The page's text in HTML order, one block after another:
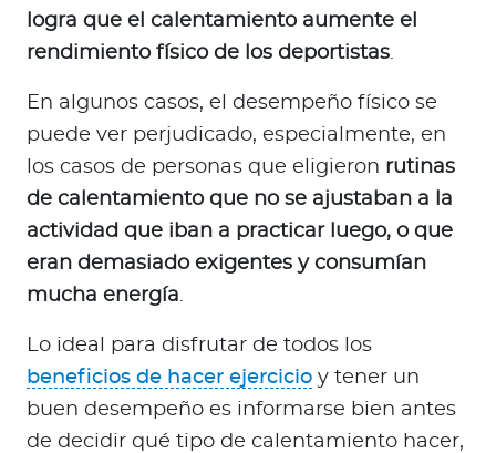
logra que el calentamiento aumente el
rendimiento físico de los deportistas.
En algunos casos, el desempeño físico se
puede ver perjudicado, especialmente, en
los casos de personas que eligieron rutinas
de calentamiento que no se ajustaban a la
actividad que iban a practicar luego, o que
eran demasiado exigentes y consumían
mucha energía.
Lo ideal para disfrutar de todos los
beneficios de hacer ejercicio y tener un
buen desempeño es informarse bien antes
de decidir qué tipo de calentamiento hacer,